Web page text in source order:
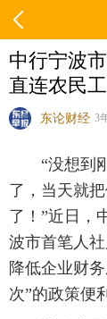
中行宁波
直连农民
东论财经 3
“没想到
了，当天就
了！”近日，
波市首笔人
降低企业财
次”的政策便